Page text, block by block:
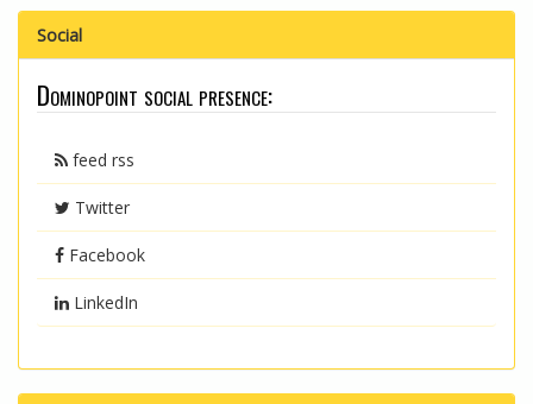
Social
Dominopoint social presence:
feed rss
Twitter
Facebook
LinkedIn